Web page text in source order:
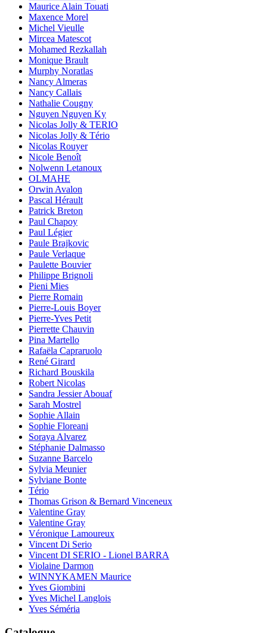
Maurice Alain Touati
Maxence Morel
Michel Vieulle
Mircea Matescot
Mohamed Rezkallah
Monique Brault
Murphy Noratlas
Nancy Almeras
Nancy Callais
Nathalie Cougny
Nguyen Nguyen Ky
Nicolas Jolly & TERIO
Nicolas Jolly & Tério
Nicolas Rouyer
Nicole Benoît
Nolwenn Letanoux
OLMAHE
Orwin Avalon
Pascal Hérault
Patrick Breton
Paul Chapoy
Paul Légier
Paule Brajkovic
Paule Verlaque
Paulette Bouvier
Philippe Brignoli
Pieni Mies
Pierre Romain
Pierre-Louis Boyer
Pierre-Yves Petit
Pierrette Chauvin
Pina Martello
Rafaëla Capraruolo
René Girard
Richard Bouskila
Robert Nicolas
Sandra Jessier Abouaf
Sarah Mostrel
Sophie Allain
Sophie Floreani
Soraya Alvarez
Stéphanie Dalmasso
Suzanne Barcelo
Sylvia Meunier
Sylviane Bonte
Tério
Thomas Grison & Bernard Vinceneux
Valentine Gray
Valentine Gray
Véronique Lamoureux
Vincent Di Serio
Vincent DI SERIO - Lionel BARRA
Violaine Darmon
WINNYKAMEN Maurice
Yves Giombini
Yves Michel Langlois
Yves Séméria